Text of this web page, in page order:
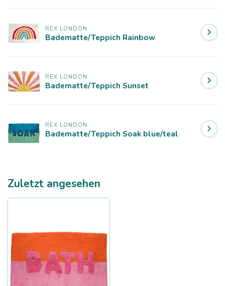
REX LONDON
Badematte/Teppich Rainbow
REX LONDON
Badematte/Teppich Sunset
REX LONDON
Badematte/Teppich Soak blue/teal
Zuletzt angesehen